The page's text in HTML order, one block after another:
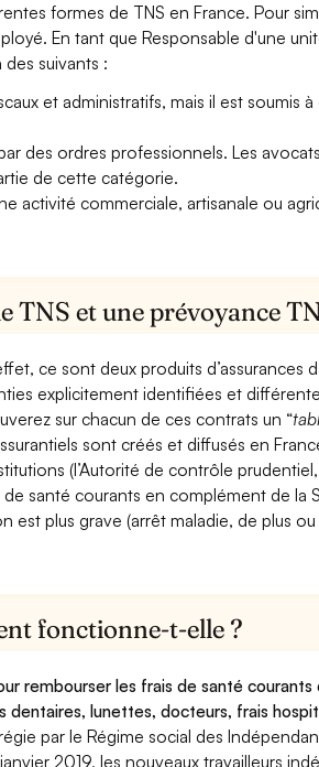
formes de TNS en France. Pour
En tant que Responsable d'une
des suivants :
et administratifs, mais il est soumis à
des ordres professionnels. Les
de cette catégorie.
activité commerciale, artisanale ou
TNS et une prévoyance
ce sont deux produits d’assurances
explicitement identifiées et
sur chacun de ces contrats un “
sont créés et diffusés en
(l’Autorité de contrôle
santé courants en complément de la
est plus grave (arrêt maladie, de plus
fonctionne-t-elle ?
rembourser les frais de santé courants
dentaires, lunettes, docteurs, frais
par le Régime social des
2019, les nouveaux travailleurs